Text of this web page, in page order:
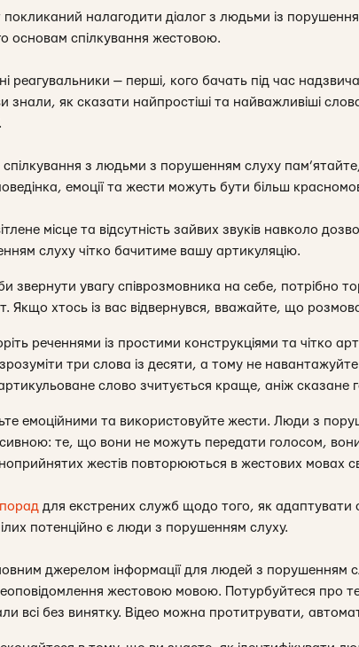
покликаний налагодити діалог з людьми із
основам спілкування жестовою.
реагувальники — перші, кого бачать під час
знали, як сказати найпростіші та найважливіші
спілкування з людьми з порушенням слуху
емоції та жести можуть бути більш
місце та відсутність зайвих звуків навколо
слуху чітко бачитиме вашу артикуляцію.
звернути увагу співрозмовника на себе, потрібно
Якщо хтось із вас відвернувся, вважайте, що
реченнями із простими конструкціями та
три слова із десяти, а тому не
слово зчитується краще, аніж сказане
емоційними та використовуйте жести. Люди з
те, що вони не можуть передати голосом,
жестів повторюються в жестових мовах
порад для екстрених служб щодо того, як адаптувати
потенційно є люди з порушенням слуху.
джерелом інформації для людей з порушенням
жестовою мовою. Потурбуйтеся про
всі без винятку. Відео можна протитрувати,